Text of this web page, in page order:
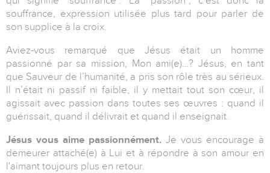
souffrance, expression utilisée plus tard pour parler de
son supplice à la croix.
Aviez-vous remarqué que Jésus était un homme
passionné par sa mission, Mon ami(e)…? Jésus, en tant
que Sauveur de l’humanité, a pris son rôle très au sérieux.
Il n’était ni passif ni faible, il y mettait tout son cœur, il
agissait avec passion dans toutes ses œuvres : quand il
guérissait, quand il délivrait et quand il enseignait.
Jésus vous aime passionnément. Je vous encourage à
demeurer attaché(e) à Lui et à répondre à son amour en
l'aimant toujours plus en retour.